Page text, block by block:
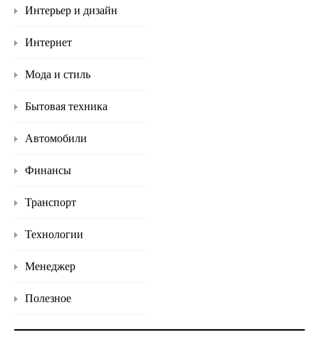
Интерьер и дизайн
Интернет
Мода и стиль
Бытовая техника
Автомобили
Финансы
Транспорт
Технологии
Менеджер
Полезное